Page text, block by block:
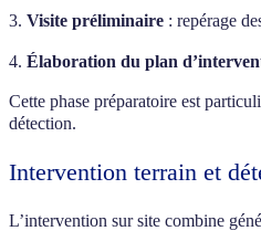
3. Visite préliminaire : repérage
4. Élaboration du plan
Cette phase préparatoire est
détection.
Intervention terrain et
L’intervention sur site combine